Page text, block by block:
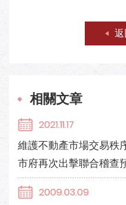
相關文章
2021.11.17
維護不動產市場交易秩
市府再次出擊聯合稽查
2009.03.09